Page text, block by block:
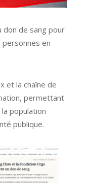
don de sang pour
en
et la chaîne de
permettant
population
publique.